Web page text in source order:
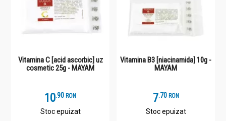
Vitamina C [acid ascorbic] uz
cosmetic 25g - MAYAM
10.9 RON
Stoc epuizat
Vitamina B3 [niacinamida] 10g -
MAYAM
7.7 RON
Stoc epuizat